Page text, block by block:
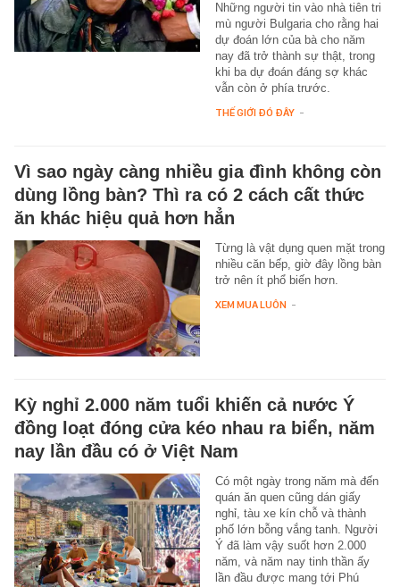
Những người tin vào nhà tiên tri
mù người Bulgaria cho rằng hai
dự đoán lớn của bà cho năm
nay đã trở thành sự thật, trong
khi ba dự đoán đáng sợ khác
vẫn còn ở phía trước.
THẾ GIỚI ĐÓ ĐÂY -
Vì sao ngày càng nhiều gia đình không còn
dùng lồng bàn? Thì ra có 2 cách cất thức
ăn khác hiệu quả hơn hẳn
Từng là vật dụng quen mặt trong
nhiều căn bếp, giờ đây lồng bàn
trở nên ít phổ biến hơn.
XEM MUA LUÔN -
Kỳ nghỉ 2.000 năm tuổi khiến cả nước Ý
đồng loạt đóng cửa kéo nhau ra biển, năm
nay lần đầu có ở Việt Nam
Có một ngày trong năm mà đến
quán ăn quen cũng dán giấy
nghỉ, tàu xe kín chỗ và thành
phố lớn bỗng vắng tanh. Người
Ý đã làm vậy suốt hơn 2.000
năm, và năm nay tinh thần ấy
lần đầu được mang tới Phú